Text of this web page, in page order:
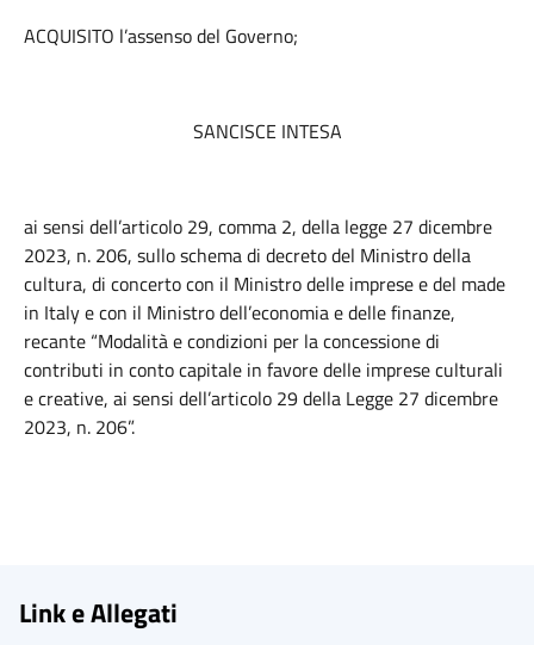
ACQUISITO l’assenso del Governo;
SANCISCE INTESA
ai sensi dell’articolo 29, comma 2, della legge 27 dicembre
2023, n. 206, sullo schema di decreto del Ministro della
cultura, di concerto con il Ministro delle imprese e del made
in Italy e con il Ministro dell’economia e delle finanze,
recante “Modalità e condizioni per la concessione di
contributi in conto capitale in favore delle imprese culturali
e creative, ai sensi dell’articolo 29 della Legge 27 dicembre
2023, n. 206”.
Link e Allegati